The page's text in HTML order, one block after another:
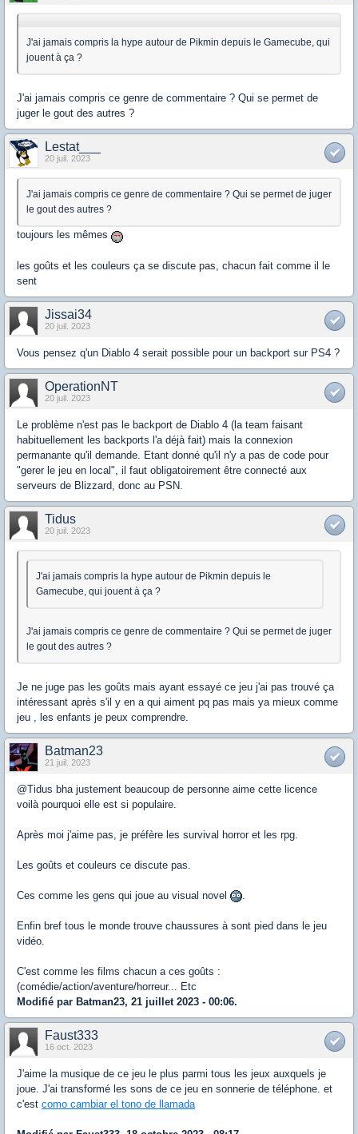
J'ai jamais compris la hype autour de Pikmin depuis le Gamecube, qui
jouent à ça ?
J'ai jamais compris ce genre de commentaire ? Qui se permet de
juger le gout des autres ?
Lestat___
20 juil. 2023
J'ai jamais compris ce genre de commentaire ? Qui se permet de juger
le gout des autres ?
toujours les mêmes
les goûts et les couleurs ça se discute pas, chacun fait comme il le
sent
Jissai34
20 juil. 2023
Vous pensez q'un Diablo 4 serait possible pour un backport sur PS4 ?
OperationNT
20 juil. 2023
Le problème n'est pas le backport de Diablo 4 (la team faisant
habituellement les backports l'a déjà fait) mais la connexion
permanante qu'il demande. Etant donné qu'il n'y a pas de code pour
"gerer le jeu en local", il faut obligatoirement être connecté aux
serveurs de Blizzard, donc au PSN.
Tidus
20 juil. 2023
J'ai jamais compris la hype autour de Pikmin depuis le
Gamecube, qui jouent à ça ?
J'ai jamais compris ce genre de commentaire ? Qui se permet de juger
le gout des autres ?
Je ne juge pas les goûts mais ayant essayé ce jeu j'ai pas trouvé ça
intéressant après s'il y en a qui aiment pq pas mais ya mieux comme
jeu , les enfants je peux comprendre.
Batman23
21 juil. 2023
@Tidus bha justement beaucoup de personne aime cette licence
voilà pourquoi elle est si populaire.
Après moi j'aime pas, je préfère les survival horror et les rpg.
Les goûts et couleurs ce discute pas.
Ces comme les gens qui joue au visual novel .
Enfin bref tous le monde trouve chaussures à sont pied dans le jeu
vidéo.
C'est comme les films chacun a ces goûts :
(comédie/action/aventure/horreur... Etc
Modifié par Batman23, 21 juillet 2023 - 00:06.
Faust333
16 oct. 2023
J'aime la musique de ce jeu le plus parmi tous les jeux auxquels je
joue. J'ai transformé les sons de ce jeu en sonnerie de téléphone. et
c'est como cambiar el tono de llamada